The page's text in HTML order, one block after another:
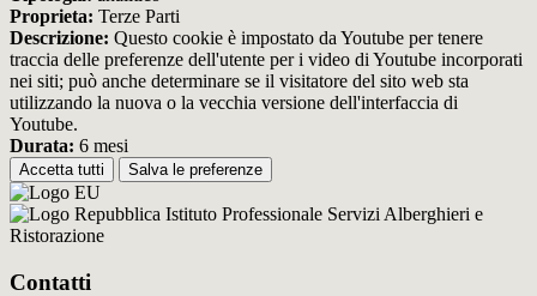
Proprieta: Terze Parti
Descrizione: Questo cookie è impostato da Youtube per tenere
traccia delle preferenze dell'utente per i video di Youtube incorporati
nei siti; può anche determinare se il visitatore del sito web sta
utilizzando la nuova o la vecchia versione dell'interfaccia di
Youtube.
Durata: 6 mesi
Accetta tutti Salva le preferenze
Istituto Professionale Servizi Alberghieri e
Ristorazione
Contatti